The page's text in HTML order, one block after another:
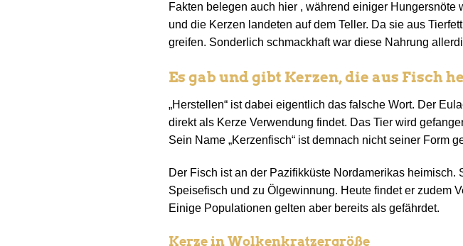
Fakten belegen auch hier , während einiger
und die Kerzen landeten auf dem Teller. Da sie aus
greifen. Sonderlich schmackhaft war diese Nahrung
Es gab und gibt Kerzen, die aus Fisch
„Herstellen“ ist dabei eigentlich das falsche Wort. Der
direkt als Kerze Verwendung findet. Das Tier wird
Sein Name „Kerzenfisch“ ist demnach nicht seiner Form
Der Fisch ist an der Pazifikküste Nordamerikas
Speisefisch und zu Ölgewinnung. Heute findet er zudem
Einige Populationen gelten aber bereits als gefährdet.
Kerze in Wolkenkratzergröße